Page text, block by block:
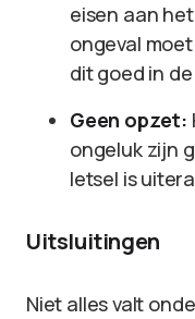
eisen aan
ongeval
dit goed in
Geen opzet:
ongeluk zijn
letsel is
Uitsluitingen
Niet alles valt